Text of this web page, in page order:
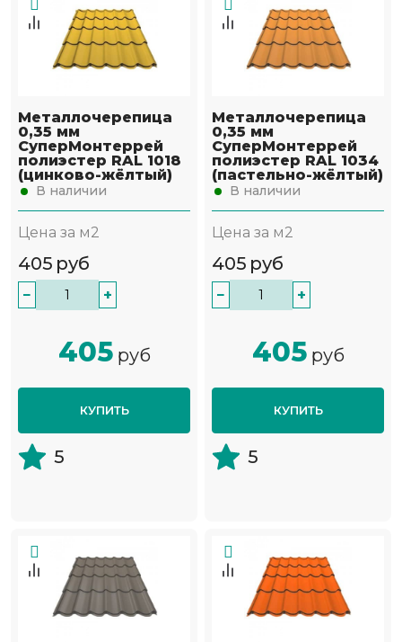
Металлочерепица
0,35 мм
СуперМонтеррей
полиэстер RAL 1018
(цинково-жёлтый)
В наличии
Цена за м2
405 руб
− +
405руб
КУПИТЬ
5
Металлочерепица
0,35 мм
СуперМонтеррей
полиэстер RAL 1034
(пастельно-жёлтый)
В наличии
Цена за м2
405 руб
− +
405руб
КУПИТЬ
5